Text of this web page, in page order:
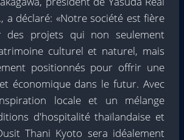
a déclaré: «Notre société est fière
des projets qui non seulement
culturel et naturel, mais
positionnés pour offrir une
économique dans le futur. Avec
locale et un mélange
d'hospitalité thaïlandaise et
Thani Kyoto sera idéalement